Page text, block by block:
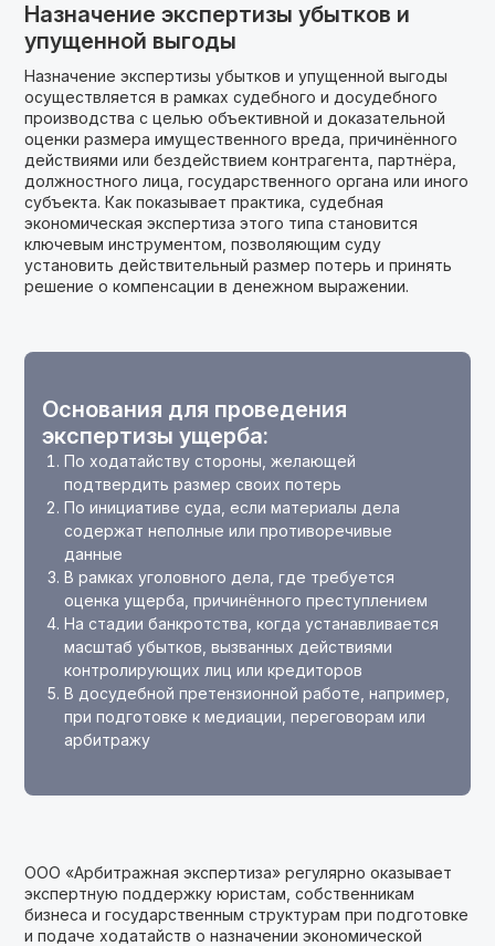
Назначение экспертизы убытков и
упущенной выгоды
Назначение экспертизы убытков и упущенной выгоды
осуществляется в рамках судебного и досудебного
производства с целью объективной и доказательной
оценки размера имущественного вреда, причинённого
действиями или бездействием контрагента, партнёра,
должностного лица, государственного органа или иного
субъекта. Как показывает практика, судебная
экономическая экспертиза этого типа становится
ключевым инструментом, позволяющим суду
установить действительный размер потерь и принять
решение о компенсации в денежном выражении.
Основания для проведения
экспертизы ущерба:
По ходатайству стороны, желающей
подтвердить размер своих потерь
По инициативе суда, если материалы дела
содержат неполные или противоречивые
данные
В рамках уголовного дела, где требуется
оценка ущерба, причинённого преступлением
На стадии банкротства, когда устанавливается
масштаб убытков, вызванных действиями
контролирующих лиц или кредиторов
В досудебной претензионной работе, например,
при подготовке к медиации, переговорам или
арбитражу
ООО «Арбитражная экспертиза» регулярно оказывает
экспертную поддержку юристам, собственникам
бизнеса и государственным структурам при подготовке
и подаче ходатайств о назначении экономической